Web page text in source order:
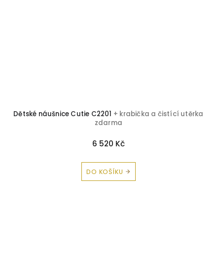
Dětské náušnice Cutie C2201 + krabička a čistící utěrka
zdarma
6 520 Kč
DO KOŠÍKU